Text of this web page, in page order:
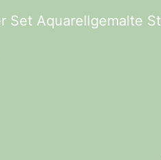
Set Aquarellgemalte